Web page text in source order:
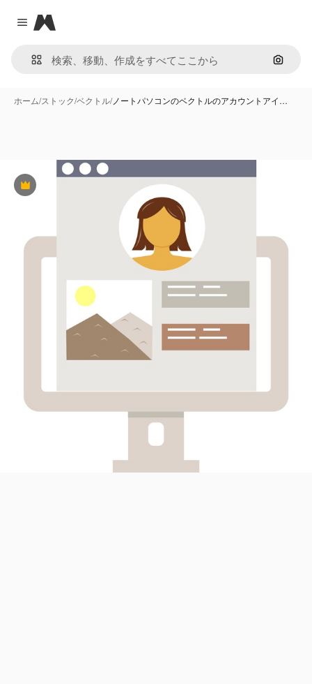
Close menu
Magnific
画像で
ホーム/ストック/ベクトル/ノートパソコンのベクトルのアカウントアイ…
Premium